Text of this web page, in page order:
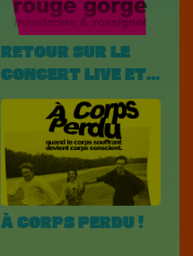
RETOUR SUR LE
CONCERT LIVE ET
RADIODIFFUSÉ !
À CORPS PERDU !